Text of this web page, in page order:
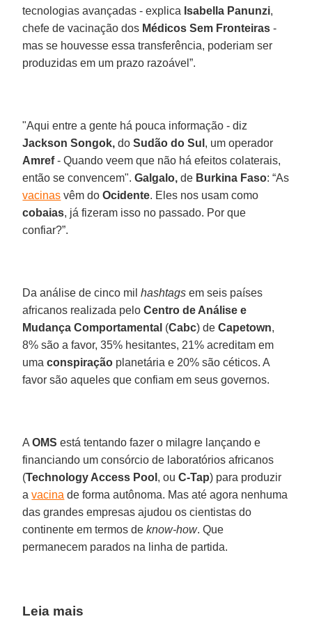
tecnologias avançadas - explica Isabella Panunzi,
chefe de vacinação dos Médicos Sem Fronteiras -
mas se houvesse essa transferência, poderiam ser
produzidas em um prazo razoável”.
"Aqui entre a gente há pouca informação - diz
Jackson Songok, doSudão do Sul , um operador
Amref- Quando veem que não há efeitos colaterais,
então se convencem".Galgalo, de Burkina Faso: “As
vacinas vêm doOcidente. Eles nos usam como
cobaias, já fizeram isso no passado. Por que
confiar?”.
Da análise de cinco milhashtags em seis países
africanos realizada pelo Centro de Análise e
Mudança Comportamental (Cabc) deCapetown,
8% são a favor, 35% hesitantes, 21% acreditam em
umaconspiração planetária e 20% são céticos. A
favor são aqueles que confiam em seus governos.
AOMS está tentando fazer o milagre lançando e
financiando um consórcio de laboratórios africanos
(Technology Access Pool , ouC-Tap) para produzir
avacina de forma autônoma. Mas até agora nenhuma
das grandes empresas ajudou os cientistas do
continente em termos deknow-how. Que
permanecem parados na linha de partida.
Leia mais